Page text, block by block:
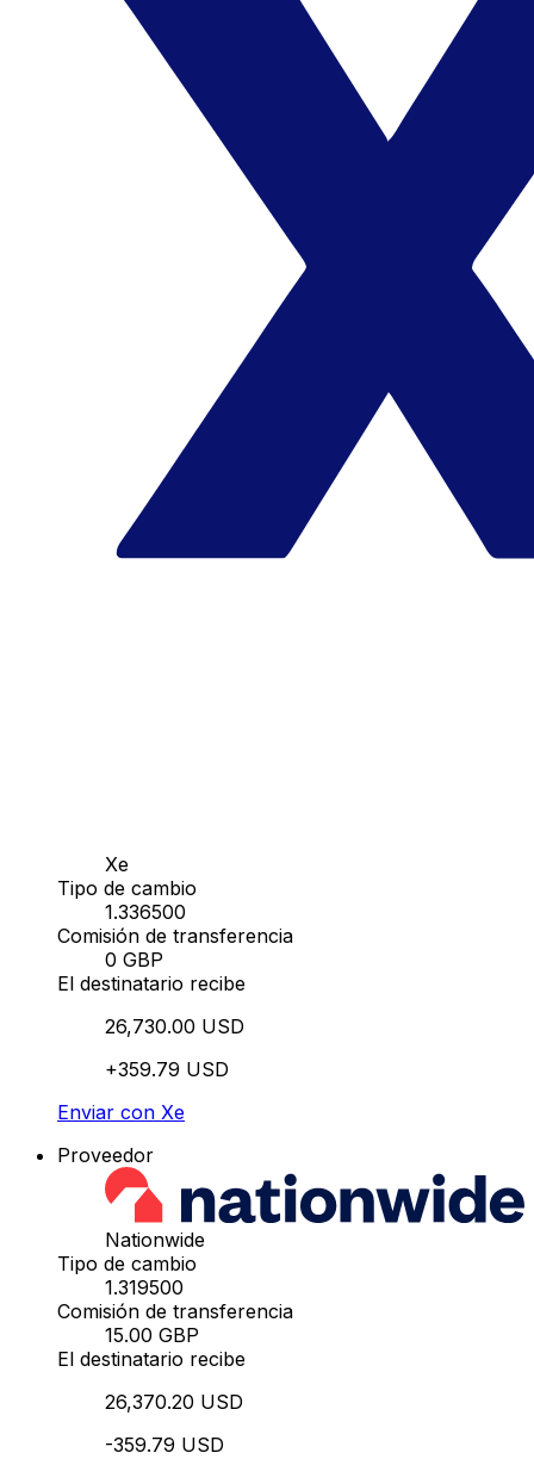
Xe
Tipo de cambio
1.336500
Comisión de transferencia
0 GBP
El destinatario recibe
26,730.00 USD
+359.79 USD
Enviar con Xe
Proveedor
Nationwide
Tipo de cambio
1.319500
Comisión de transferencia
15.00 GBP
El destinatario recibe
26,370.20 USD
-359.79 USD